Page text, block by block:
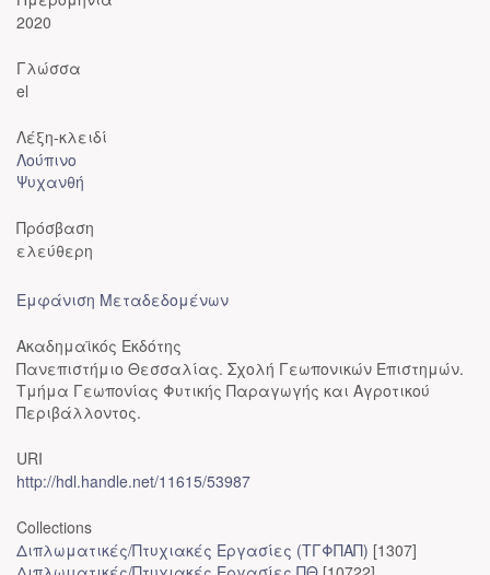
2020
Γλώσσα
el
Λέξη-κλειδί
Λούπινο
Ψυχανθή
Πρόσβαση
ελεύθερη
Εμφάνιση Μεταδεδομένων
Ακαδημαϊκός Εκδότης
Πανεπιστήμιο Θεσσαλίας. Σχολή Γεωπονικών Επιστημών.
Τμήμα Γεωπονίας Φυτικής Παραγωγής και Αγροτικού
Περιβάλλοντος.
URI
http://hdl.handle.net/11615/53987
Collections
Διπλωματικές/Πτυχιακές Εργασίες (ΤΓΦΠΑΠ) [1307]